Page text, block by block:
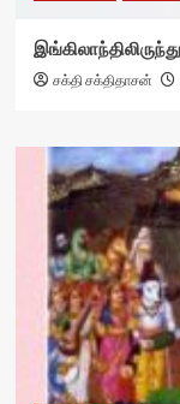
சக்தி சக்திதாசன்